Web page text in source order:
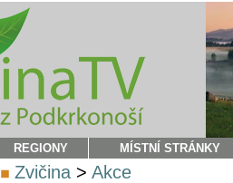
REGIONY MÍSTNÍ STRÁNKY
Zvičina > Akce